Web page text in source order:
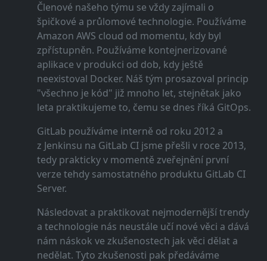
Členové našeho týmu se vždy zajímali o
špičkové a průlomové technologie. Používáme
Amazon AWS cloud od momentu, kdy byl
zpřístupněn. Používáme kontejnerizované
aplikace v produkci od dob, kdy ještě
neexistoval Docker. Náš tým prosazoval princip
"všechno je kód" již mnoho let, stejnětak jako
leta praktikujeme to, čemu se dnes říká GitOps.
GitLab používáme interně od roku 2012 a
z Jenkinsu na GitLab CI jsme přešli v roce 2013,
tedy prakticky v momentě zveřejnění první
verze tehdy samostatného produktu GitLab CI
Server.
Následovat a praktikovat nejmodernější trendy
a technologie nás neustále učí nové věci a dává
nám náskok ve zkušenostech jak věci dělat a
nedělat. Tyto zkušenosti pak předáváme